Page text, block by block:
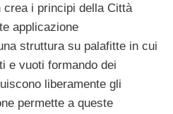
crea i principi della Città
applicazione
struttura su palafitte in cui
e vuoti formando dei
liberamente gli
permette a queste